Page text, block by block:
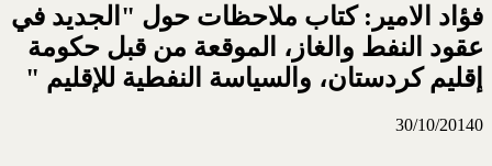
فؤاد الامير: كتاب ملاحظات حول "الجديد في
عقود النفط والغاز، الموقعة من قبل حكومة
إقليم كردستان، والسياسة النفطية للإقليم "
30/10/20140